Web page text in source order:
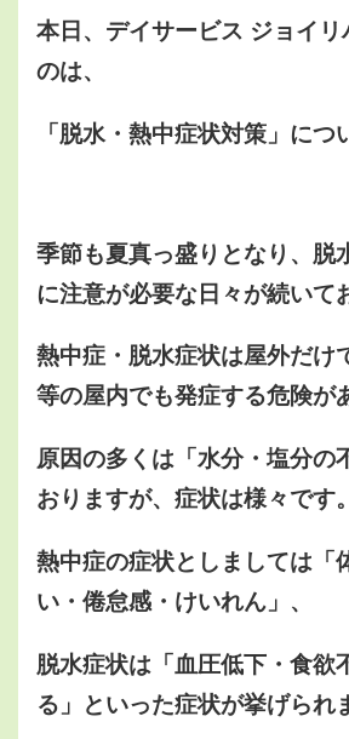
本日、デイサービス ジョイリ
のは、
「脱水・熱中症状対策」につ
季節も夏真っ盛りとなり、脱
に注意が必要な日々が続いて
熱中症・脱水症状は屋外だけ
等の屋内でも発症する危険が
原因の多くは「水分・塩分の
おりますが、症状は様々です。
熱中症の症状としましては「
い・倦怠感・けいれん」、
脱水症状は「血圧低下・食欲
る」といった症状が挙げられ